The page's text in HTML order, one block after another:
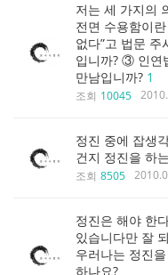
저는 세 가지의
전면 수용함이
없다”고 법문
입니까? ③ 인연
만남입니까? 1
조회 10045
정진 중에 잡생
건지 정진을 하
조회 8505
정진은 해야 한
있습니다만 잘
우러나는 정진
하나요?